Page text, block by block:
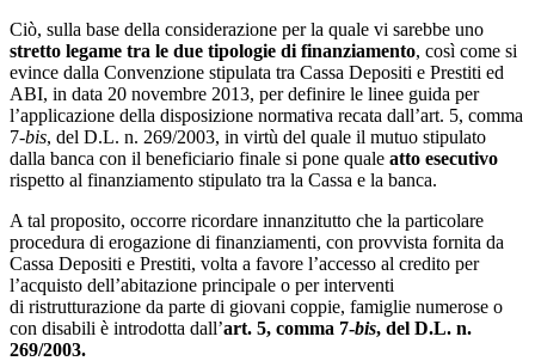
Ciò, sulla base della considerazione per la quale vi sarebbe uno
stretto legame tra le due tipologie di finanziamento, così come si
evince dalla Convenzione stipulata tra Cassa Depositi e Prestiti ed
ABI, in data 20 novembre 2013, per definire le linee guida per
l’applicazione della disposizione normativa recata dall’art. 5, comma
7-bis, del D.L. n. 269/2003, in virtù del quale il mutuo stipulato
dalla banca con il beneficiario finale si pone quale atto esecutivo
rispetto al finanziamento stipulato tra la Cassa e la banca.
A tal proposito, occorre ricordare innanzitutto che la particolare
procedura di erogazione di finanziamenti, con provvista fornita da
Cassa Depositi e Prestiti, volta a favore l’accesso al credito per
l’acquisto dell’abitazione principale o per interventi
di ristrutturazione da parte di giovani coppie, famiglie numerose o
con disabili è introdotta dall’art. 5, comma 7-bis, del D.L. n.
269/2003.